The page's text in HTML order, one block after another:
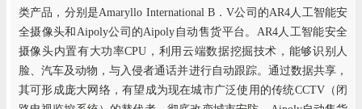
类产品，分别是Amaryllo International B．V公司的AR4人工智能安
全摄像头和Aipoly公司的Aipoly自动售货平台。AR4人工智能安全
摄像头内置有大功率CPU，利用云端数据挖掘技术，能够识别人
脸、汽车及动物，与入侵者通话并进行自动跟踪。通过数据共享，
其可形成庞大网络，有望成为现在城市广泛使用的传统CCTV（闭